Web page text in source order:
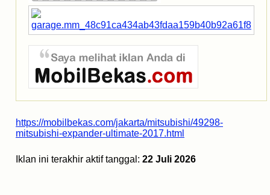
https://mobilbekas.com/jakarta/mitsubishi/49298-
mitsubishi-expander-ultimate-2017.html
Iklan ini terakhir aktif tanggal: 22 Juli 2026